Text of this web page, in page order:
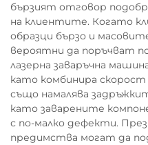
бързият отговор
на клиентите. Когато
образци бързо и
вероятни да поръчват
лазерна заваръчна
като комбинира
също намалява
като заварените
с по-малко дефекти.
предимства могат да